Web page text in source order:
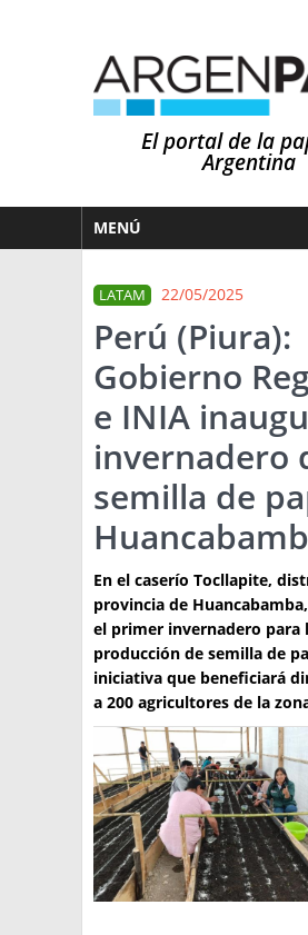
El portal de la
Argentina
MENÚ
MERCADOS
NOTICIAS
EN ESPAÑOL
OTROS IDIOMAS
PRONÓSTICO
LLUVIAS
EL MUNDO
TÉCNICA
PRODUCCION
CLASIFICADOS
INTERES GENERAL
LA PAPA
RESOLUCIONES Y
ENLACES
ARGENPAPA
PUBLICIDAD
QUIENES SOMOS
CONTACTO
BUSCAR NOTICIAS
LATAM 22/05/2025
Perú (Piura):
Gobierno
e INIA
invernadero
semilla de
En el caserío Tocllapite,
provincia de
el primer invernadero para
producción de semilla de
iniciativa que beneficiará
a 200 agricultores de la